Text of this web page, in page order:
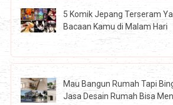
5 Komik Jepang Terseram
Bacaan Kamu di Malam Hari
Mau Bangun Rumah Tapi
Jasa Desain Rumah Bisa